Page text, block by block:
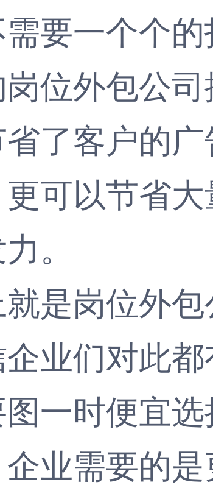
要一个个
位外包公
了客户的
可以节省
。
岗位外包
业们对此
一时便宜
业需要的